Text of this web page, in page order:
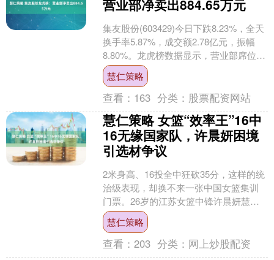
营业部净卖出884.65万元
集友股份(603429)今日下跌8.23%，全天
换手率5.87%，成交额2.78亿元，振幅
8.80%。龙虎榜数据显示，营业部席位合
计净卖出884.65万元。 上....
慧仁策略
查看： 163 分类： 股票配资网站
慧仁策略 女篮“效率王”16中
16无缘国家队，许晨妍困境
引选材争议
2米身高、16投全中狂砍35分，这样的统
治级表现，却换不来一张中国女篮集训
门票。26岁的江苏女篮中锋许晨妍慧仁
策略，近期在全国女篮锦标赛上凭逆天
数据刷屏，却依旧....
慧仁策略
查看：203 分类： 网上炒股配资